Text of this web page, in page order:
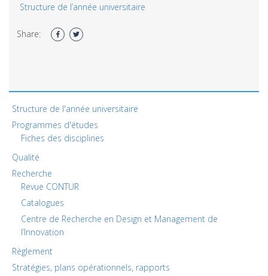
Structure de l’année universitaire
Share:
Structure de l'année universitaire
Programmes d'études
Fiches des disciplines
Qualité
Recherche
Revue CONTUR
Catalogues
Centre de Recherche en Design et Management de
l’Innovation
Règlement
Stratégies, plans opérationnels, rapports